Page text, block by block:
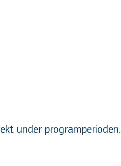
under programperioden.